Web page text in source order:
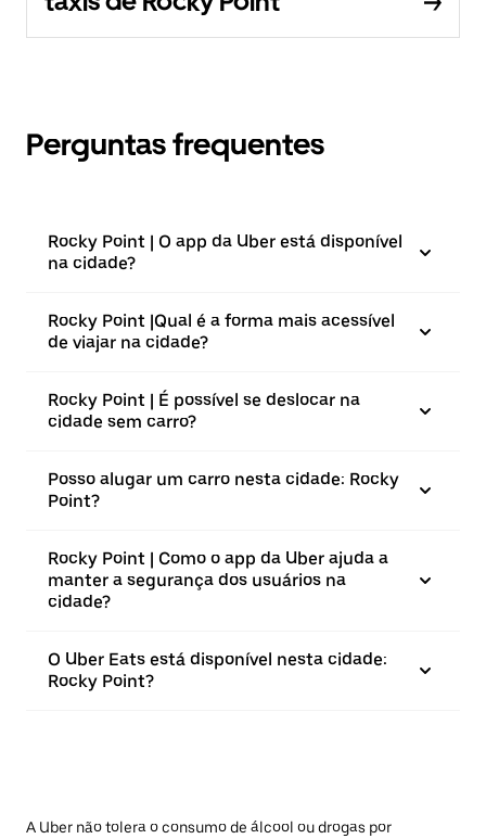
Perguntas frequentes
Rocky Point | O app da Uber está disponível
na cidade?
Rocky Point |⁠Qual é a forma mais acessível
de viajar na cidade?
Rocky Point | É possível se deslocar na
cidade sem carro?
Posso alugar um carro nesta cidade: Rocky
Point?
Rocky Point | Como o app da Uber ajuda a
manter a segurança dos usuários na
cidade?
O Uber Eats está disponível nesta cidade:
Rocky Point?
A Uber não tolera o consumo de álcool ou drogas por